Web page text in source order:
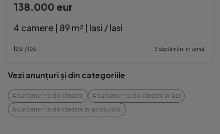
138.000 eur
4 camere | 89 m² | Iasi / Iasi
Iasi / Iasi 3 săptămâni în urmă
Vezi anunțuri și din categoriile
Apartamente de vânzare
Apartamente de vânzare în Iasi
Apartamente de vânzare în județul Iasi